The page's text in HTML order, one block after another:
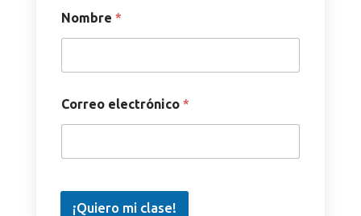
Nombre *
Correo electrónico *
¡Quiero mi clase!